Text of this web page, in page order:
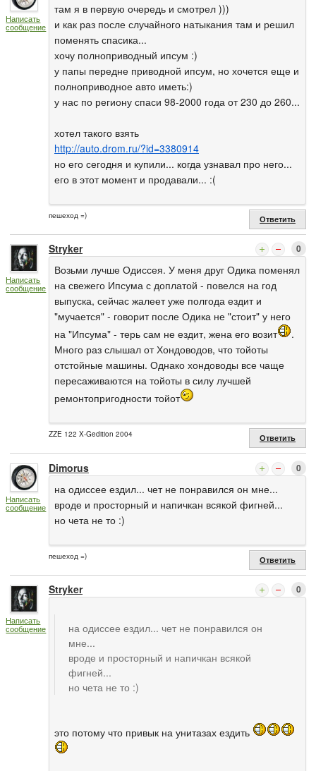
Написать
сообщение
там я в первую очередь и смотрел )))
и как раз после случайного натыкания там и решил
поменять спасика...
хочу полноприводный ипсум :)
у папы передне приводной ипсум, но хочется еще и
полноприводное авто иметь:)
у нас по региону спаси 98-2000 года от 230 до 260...
хотел такого взять
http://auto.drom.ru/?id=3380914
но его сегодня и купили... когда узнавал про него...
его в этот момент и продавали... :(
пешеход =) Ответить
Написать
сообщение
Stryker 0
Возьми лучше Одиссея. У меня друг Одика поменял
на свежего Ипсума с доплатой - повелся на год
выпуска, сейчас жалеет уже полгода ездит и
"мучается" - говорит после Одика не "стоит" у него
на "Ипсума" - терь сам не ездит, жена его возит
.
Много раз слышал от Хондоводов, что тойоты
отстойные машины. Однако хондоводы все чаще
пересаживаются на тойоты в силу лучшей
ремонтопригодности тойот
ZZE 122 X-Gedition 2004 Ответить
Написать
сообщение
Dimorus 0
на одиссее ездил... чет не понравился он мне...
вроде и просторный и напичкан всякой фигней...
но чета не то :)
пешеход =) Ответить
Написать
сообщение
Stryker 0
на одиссее ездил... чет не понравился он
мне...
вроде и просторный и напичкан всякой
фигней...
но чета не то :)
это потому что привык на унитазах ездить